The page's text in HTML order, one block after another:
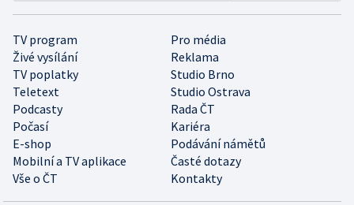
TV program
Pro média
Živé vysílání
Reklama
TV poplatky
Studio Brno
Teletext
Studio Ostrava
Podcasty
Rada ČT
Počasí
Kariéra
E-shop
Podávání námětů
Mobilní a TV aplikace
Časté dotazy
Vše o ČT
Kontakty